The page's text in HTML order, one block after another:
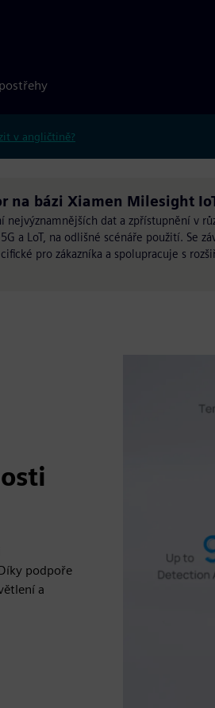
v angličtině?
na bázi Xiamen Milesight
dat a zpřístupnění v
a LoT, na odlišné scénáře použití. Se
pro zákazníka a spolupracuje s
podpoře
a